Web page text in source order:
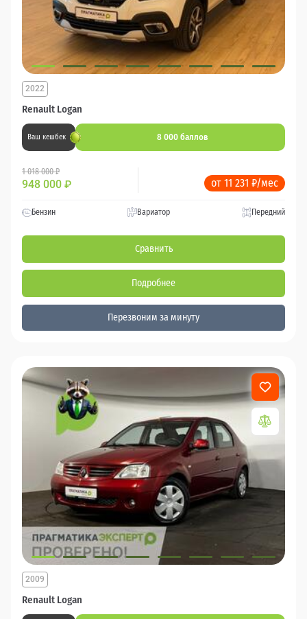
Renault Logan
2022
Ваш кешбек 8 000 баллов
1 018 000 ₽
948 000 ₽ от 11 231 ₽/мес
Бензин Вариатор Передний
Сравнить
Подробнее
Перезвоним за минуту
Renault Logan
2009